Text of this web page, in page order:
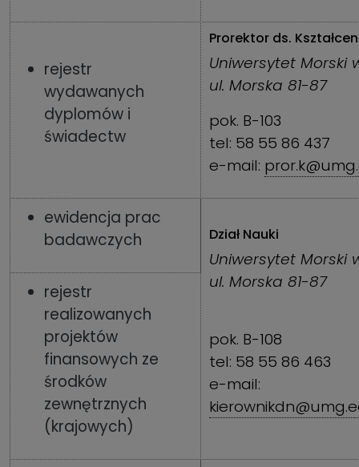
rejestr
wydawanych
dyplomów i
świadectw
Prorektor ds.
Uniwersytet Morski
ul. Morska 81-87
pok. B-103
tel: 58 55 86 437
e-mail:
ewidencja prac
badawczych
Dział Nauki
Uniwersytet Morski
ul. Morska 81-87
pok. B-108
tel: 58 55 86 463
e-mail:
rejestr
realizowanych
projektów
finansowych ze
środków
zewnętrznych
(krajowych)